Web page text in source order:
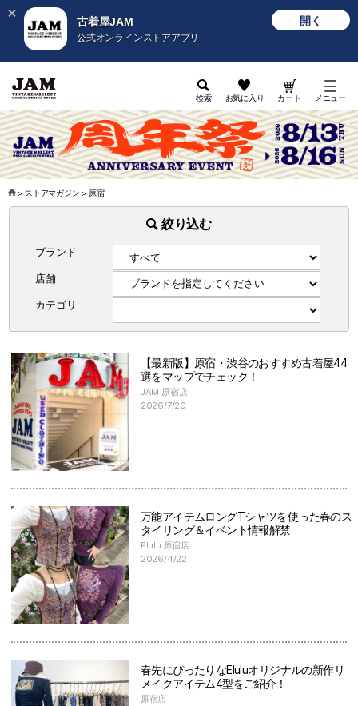
古着屋JAM
公式オンラインストアアプリ
開く
検索 お気に入り カート メニュー
> ストアマガジン > 原宿
絞り込む
ブランド
店舗
カテゴリ
【最新版】原宿・渋谷のおすすめ古着屋44
選をマップでチェック！
JAM 原宿店
2026/7/20
万能アイテムロングTシャツを使った春のス
タイリング＆イベント情報解禁
Elulu 原宿店
2026/4/22
春先にぴったりなEluluオリジナルの新作リ
メイクアイテム4型をご紹介！
原宿店